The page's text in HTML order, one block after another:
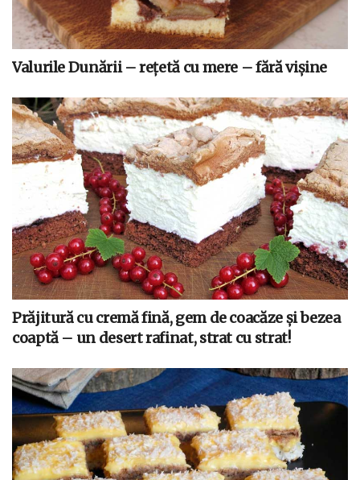
Valurile Dunării – rețetă cu mere – fără vișine
Prăjitură cu cremă fină, gem de coacăze și bezea
coaptă – un desert rafinat, strat cu strat!